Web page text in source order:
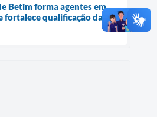
Betim forma agentes em
fortalece qualificação da